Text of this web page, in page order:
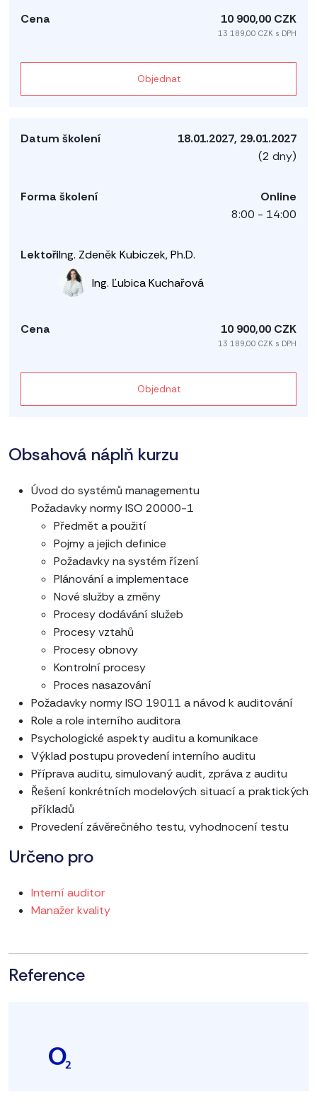
10 900,00 CZK
13 189,00 CZK s DPH
Objednat
18.01.2027, 29.01.2027
(2 dny)
Online
8:00 - 14:00
Ing. Zdeněk Kubiczek, Ph.D.
Ing. Ľubica Kuchařová
10 900,00 CZK
13 189,00 CZK s DPH
Objednat
Obsahová náplň kurzu
Úvod do systémů managementu
Požadavky normy ISO 20000-1
Předmět a použití
Pojmy a jejich definice
Požadavky na systém řízení
Plánování a implementace
Nové služby a změny
Procesy dodávání služeb
Procesy vztahů
Procesy obnovy
Kontrolní procesy
Proces nasazování
Požadavky normy ISO 19011 a návod k auditování
Role a role interního auditora
Psychologické aspekty auditu a komunikace
Výklad postupu provedení interního auditu
Příprava auditu, simulovaný audit, zpráva z auditu
Řešení konkrétních modelových situací a praktických
příkladů
Provedení závěrečného testu, vyhodnocení testu
Určeno pro
Interní auditor
Manažer kvality
Reference